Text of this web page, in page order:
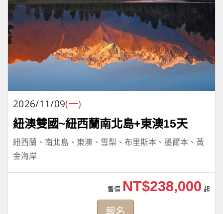
2026/11/09(一)
紐澳雙國~紐西蘭南北島+東澳15天
紐西蘭、南北島、東澳、雪梨、布里斯本、墨爾本、黃
金海岸
售價 NT$238,000 起
報名